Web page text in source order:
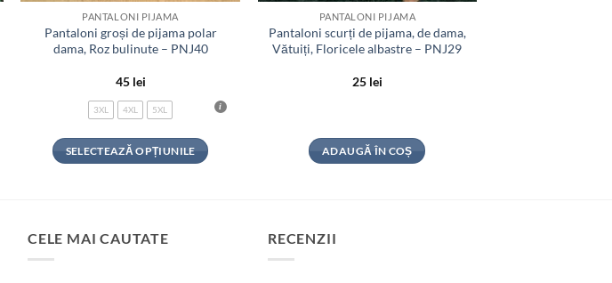
PANTALONI PIJAMA
Pantaloni groși de pijama polar
dama, Roz bulinute – PNJ40
45 lei
3XL 4XL 5XL
SELECTEAZĂ OPȚIUNILE
mai
PANTALONI PIJAMA
Pantaloni scurți de pijama, de dama,
Vătuiți, Floricele albastre – PNJ29
25 lei
ADAUGĂ ÎN COȘ
CELE MAI CAUTATE RECENZII